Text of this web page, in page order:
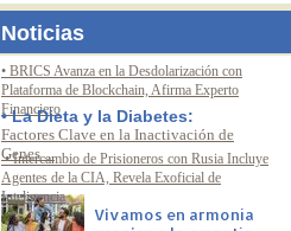
Noticias
Vivamos en armonía
• Intercambio de Prisioneros con Rusia Incluye
Agentes de la CIA, Revela Exoficial de
Inteligencia
• BRICS Avanza en la Desdolarización con
Plataforma de Blockchain, Afirma Experto
Financiero
• La Dieta y la Diabetes:
Factores Clave en la Inactivación de
Genes ...